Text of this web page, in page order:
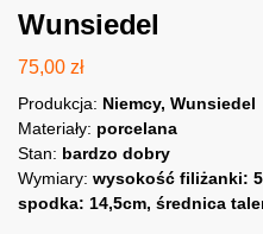
Wunsiedel
75,00 zł
Produkcja: Niemcy, Wunsiedel
Materiały: porcelana
Stan: bardzo dobry
Wymiary: wysokość filiżanki:
spodka: 14,5cm, średnica